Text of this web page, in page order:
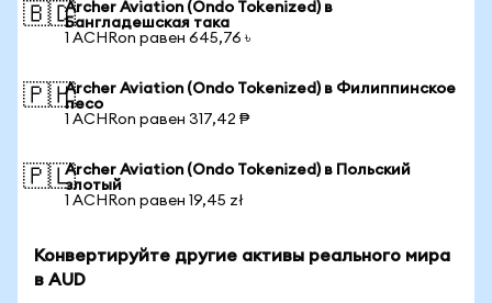
🇧🇩Archer Aviation (Ondo Tokenized) в
Бангладешская така
1 ACHRon равен 645,76 ৳
🇵🇭Archer Aviation (Ondo Tokenized) в Филиппинское
песо
1 ACHRon равен 317,42 ₱
🇵🇱Archer Aviation (Ondo Tokenized) в Польский
злотый
1 ACHRon равен 19,45 zł
Конвертируйте другие активы реального мира
в AUD